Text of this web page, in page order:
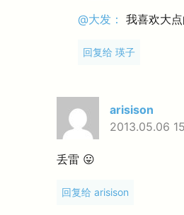
@大发： 我喜欢大
回复给 瑛子
arisison
2013.05.06
丢雷 😛
回复给 arisison